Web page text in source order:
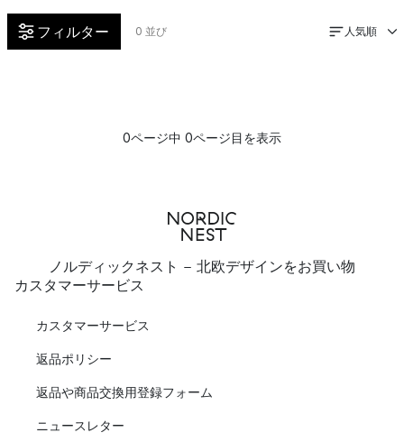
フィルター 0 並び 人気順
0ページ中 0ページ目を表示
ノルディックネスト - 北欧デザインをお買い物
カスタマーサービス
カスタマーサービス
返品ポリシー
返品や商品交換用登録フォーム
ニュースレター